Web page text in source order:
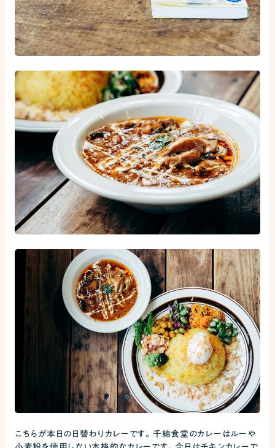
こちらが本日の日替わりカレーです。千綿食堂のカレーはルーや